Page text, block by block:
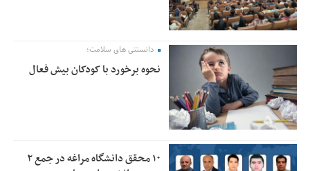
دانستنی های سلامت؛
نحوه برخورد با کودکان بیش فعال
۱۰ محقق دانشگاه مراغه در جمع ۲